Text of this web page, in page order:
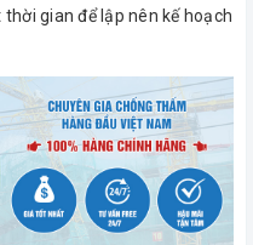
gian để lập nên kế hoạch